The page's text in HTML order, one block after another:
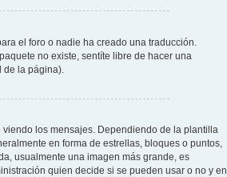
el foro o nadie ha creado una traducción.
no existe, sentíte libre de hacer una
la página).
los mensajes. Dependiendo de la plantilla
en forma de estrellas, bloques o puntos,
usualmente una imagen más grande, es
quien decide si se pueden usar o no y en